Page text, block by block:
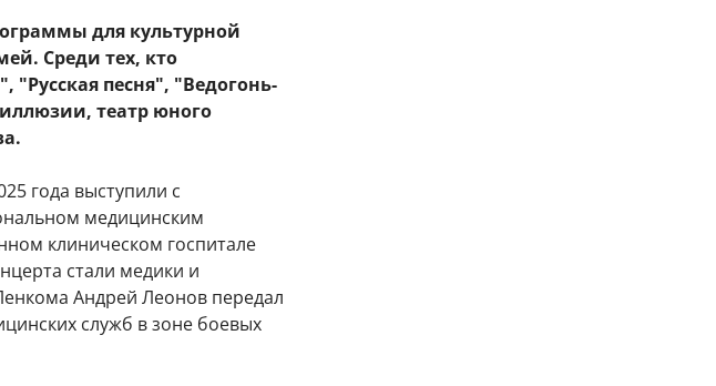
для культурной
Среди тех, кто
песня", "Ведогонь-
театр юного
года выступили с
медицинским
клиническом госпитале
стали медики и
Андрей Леонов передал
служб в зоне боевых